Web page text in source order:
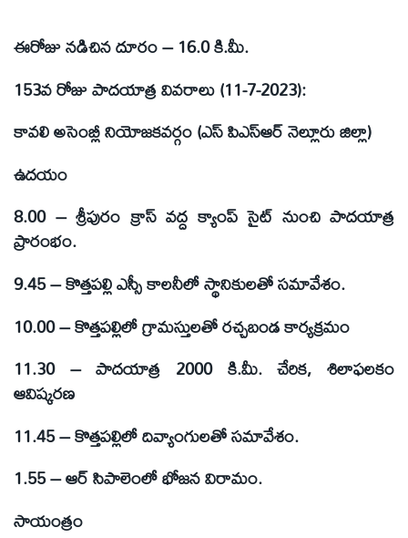
ఈరోజు నడిచిన దూరం – 16.0 కి.మీ.
153వ రోజు పాదయాత్ర వివరాలు (11-7-2023):
కావలి అసెంబ్లీ నియోజకవర్గం (ఎస్ పిఎస్ఆర్ నెల్లూరు జిల్లా)
ఉదయం
8.00 – శ్రీపురం క్రాస్ వద్ద క్యాంప్ సైట్ నుంచి పాదయాత్ర
ప్రారంభం.
9.45 – కొత్తపల్లి ఎస్సీ కాలనీలో స్థానికులతో సమావేశం.
10.00 – కొత్తపల్లిలో గ్రామస్తులతో రచ్చబండ కార్యక్రమం
11.30 – పాదయాత్ర 2000 కి.మీ. చేరిక, శిలాఫలకం
ఆవిష్కరణ
11.45 – కొత్తపల్లిలో దివ్యాంగులతో సమావేశం.
1.55 – ఆర్ సిపాలెంలో భోజన విరామం.
సాయంత్రం